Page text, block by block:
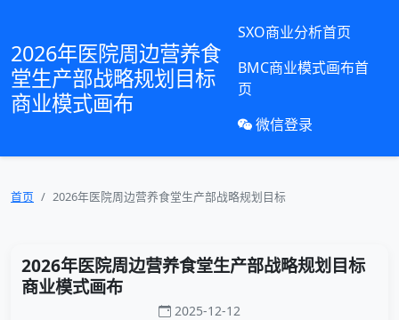
2026年医院周边营养食
堂生产部战略规划目标
商业模式画布
SXO商业分析首页
BMC商业模式画布首
页
微信登录
首页 2026年医院周边营养食堂生产部战略规划目标
2026年医院周边营养食堂生产部战略规划目标
商业模式画布
2025-12-12